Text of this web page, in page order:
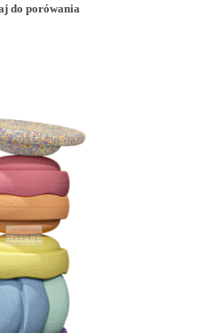
do porówania